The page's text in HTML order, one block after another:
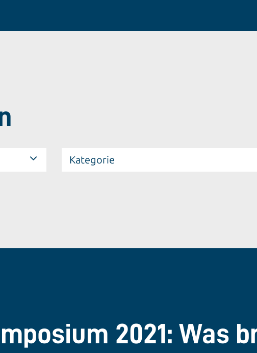
Kategorie
2021: Was